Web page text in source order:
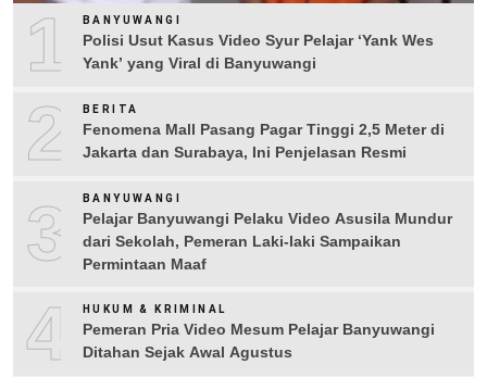
1 BANYUWANGI
Polisi Usut Kasus Video Syur Pelajar ‘Yank Wes
Yank’ yang Viral di Banyuwangi
2 BERITA
Fenomena Mall Pasang Pagar Tinggi 2,5 Meter di
Jakarta dan Surabaya, Ini Penjelasan Resmi
3 BANYUWANGI
Pelajar Banyuwangi Pelaku Video Asusila Mundur
dari Sekolah, Pemeran Laki-laki Sampaikan
Permintaan Maaf
4 HUKUM & KRIMINAL
Pemeran Pria Video Mesum Pelajar Banyuwangi
Ditahan Sejak Awal Agustus